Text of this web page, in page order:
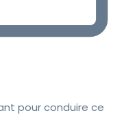
pour conduire ce